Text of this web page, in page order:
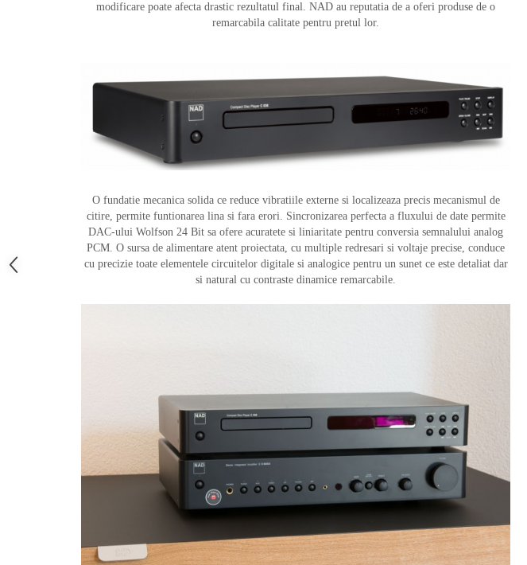
modificare poate afecta drastic rezultatul final. NAD au reputatia de a oferi produse de o
remarcabila calitate pentru pretul lor.
O fundatie mecanica solida ce reduce vibratiile externe si localizeaza precis mecanismul de
citire, permite funtionarea lina si fara erori. Sincronizarea perfecta a fluxului de date permite
DAC-ului Wolfson 24 Bit sa ofere acuratete si liniaritate pentru conversia semnalului analog
PCM. O sursa de alimentare atent proiectata, cu multiple redresari si voltaje precise, conduce
cu precizie toate elementele circuitelor digitale si analogice pentru un sunet ce este detaliat dar
si natural cu contraste dinamice remarcabile.